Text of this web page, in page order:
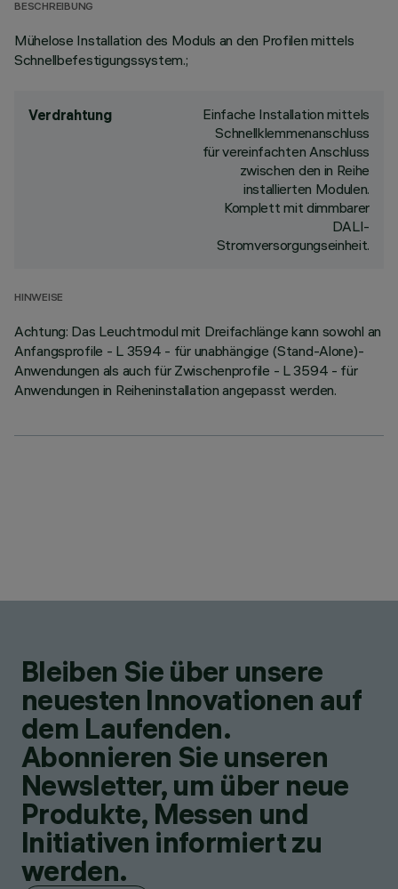
BESCHREIBUNG
Mühelose Installation des Moduls an den Profilen mittels
Schnellbefestigungssystem.;
Verdrahtung
Einfache Installation mittels
Schnellklemmenanschluss
für vereinfachten Anschluss
zwischen den in Reihe
installierten Modulen.
Komplett mit dimmbarer
DALI-
Stromversorgungseinheit.
HINWEISE
Achtung: Das Leuchtmodul mit Dreifachlänge kann sowohl an
Anfangsprofile - L 3594 - für unabhängige (Stand-Alone)-
Anwendungen als auch für Zwischenprofile - L 3594 - für
Anwendungen in Reiheninstallation angepasst werden.
Bleiben Sie über unsere
neuesten Innovationen auf
dem Laufenden.
Abonnieren Sie unseren
Newsletter, um über neue
Produkte, Messen und
Initiativen informiert zu
werden.